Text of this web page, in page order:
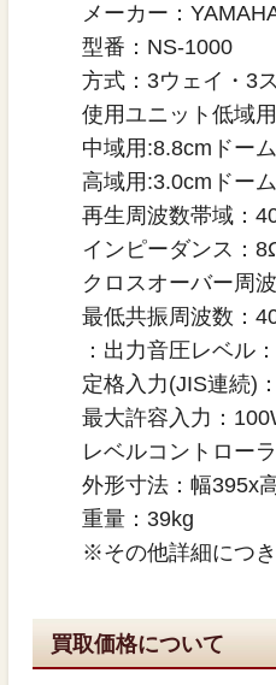
メーカー：
型番：NS-1000
方式：3ウェイ・3
使用ユニット低域
中域用:8.8cmドー
高域用:3.0cmドー
再生周波数帯域：
インピーダンス：
クロスオーバー周
最低共振周波数：
：出力音圧レベル
定格入力(JIS連続)
最大許容入力：
レベルコントロー
外形寸法：幅395x
重量：39kg
※その他詳細につ
買取価格について